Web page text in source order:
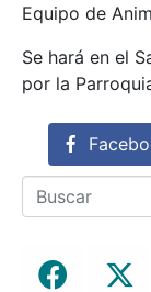
Equipo de
Se hará en el
por la